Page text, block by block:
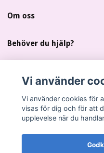
Om oss
Behöver du hjälp?
Sociala medier
Vi använder
Vi använder cookies för
visas för dig och för att
upplevelse när du